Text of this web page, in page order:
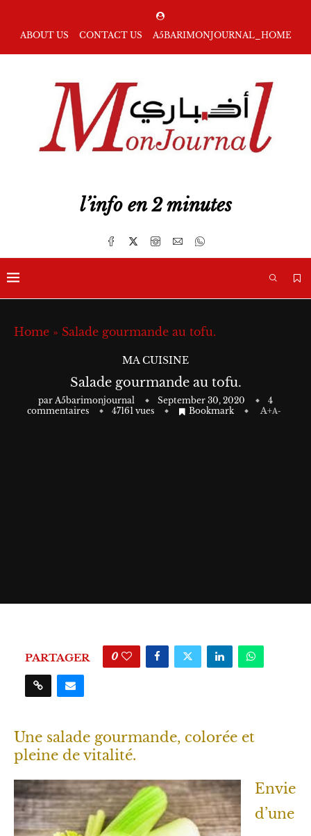
ABOUT US CONTACT US A5BARIMONJOURNAL_HOME
l’info en 2 minutes
Home » Salade gourmande au tofu.
MA CUISINE
Salade gourmande au tofu.
par A5barimonjournal September 30, 2020
4
commentaires
47161 vues Bookmark A+A-
PARTAGER 0
Une salade gourmande, colorée et
pleine de vitalité.
Envie
d’une